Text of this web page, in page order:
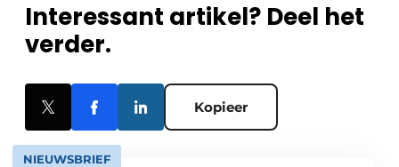
Interessant artikel? Deel het
verder.
Kopieer
NIEUWSBRIEF